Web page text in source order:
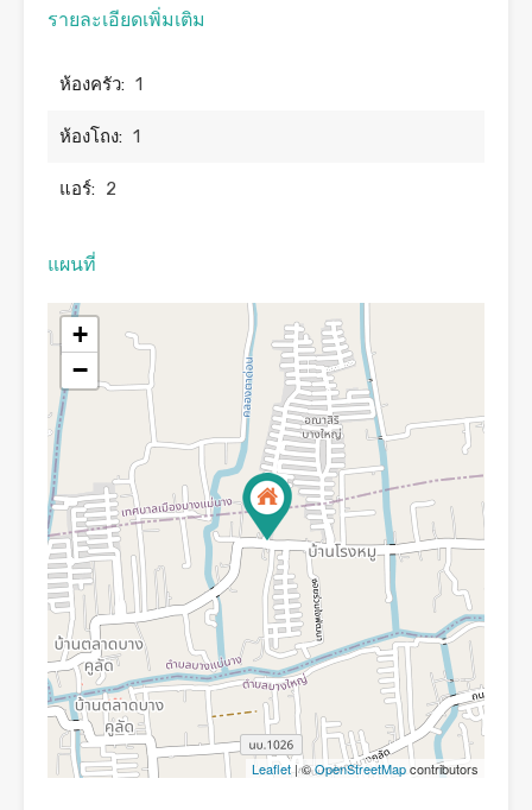
รายละเอียดเพิ่มเติม
ห้องครัว: 1
ห้องโถง: 1
แอร์: 2
แผนที่
+
−
Leaflet | ©OpenStreetMapcontributors